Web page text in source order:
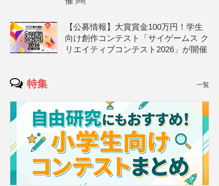
[PR]
【公募情報】大賞賞金100万円！学生
向け創作コンテスト「サイゲームス ク
リエイティブコンテスト2026」が開催
特集 一覧